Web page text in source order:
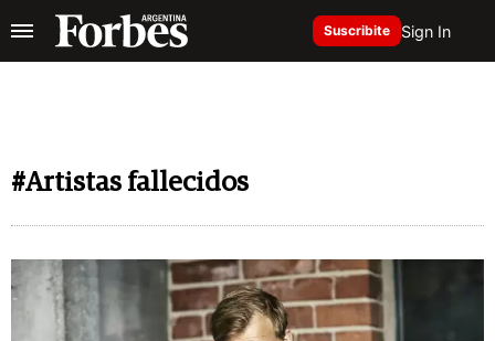
Suscribite Sign In
#Artistas fallecidos